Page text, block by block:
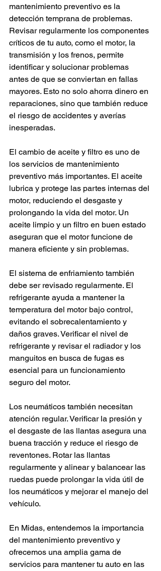
mantenimiento preventivo es la
detección temprana de problemas.
Revisar regularmente los componentes
críticos de tu auto, como el motor, la
transmisión y los frenos, permite
identificar y solucionar problemas
antes de que se conviertan en fallas
mayores. Esto no solo ahorra dinero en
reparaciones, sino que también reduce
el riesgo de accidentes y averías
inesperadas.
El cambio de aceite y filtro es uno de
los servicios de mantenimiento
preventivo más importantes. El aceite
lubrica y protege las partes internas del
motor, reduciendo el desgaste y
prolongando la vida del motor. Un
aceite limpio y un filtro en buen estado
aseguran que el motor funcione de
manera eficiente y sin problemas.
El sistema de enfriamiento también
debe ser revisado regularmente. El
refrigerante ayuda a mantener la
temperatura del motor bajo control,
evitando el sobrecalentamiento y
daños graves. Verificar el nivel de
refrigerante y revisar el radiador y los
manguitos en busca de fugas es
esencial para un funcionamiento
seguro del motor.
Los neumáticos también necesitan
atención regular. Verificar la presión y
el desgaste de las llantas asegura una
buena tracción y reduce el riesgo de
reventones. Rotar las llantas
regularmente y alinear y balancear las
ruedas puede prolongar la vida útil de
los neumáticos y mejorar el manejo del
vehículo.
En Midas, entendemos la importancia
del mantenimiento preventivo y
ofrecemos una amplia gama de
servicios para mantener tu auto en las